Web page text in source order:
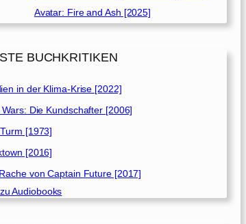
Avatar: Fire and Ash [2025]
BUCHKRITIKEN
in der Klima-Krise [2022]
Wars: Die Kundschafter [2006]
[1973]
[2016]
von Captain Future [2017]
Audiobooks